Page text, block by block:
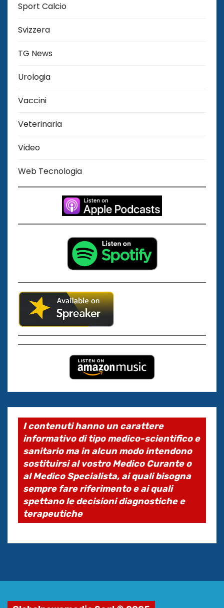
Sport Calcio
Svizzera
TG News
Urologia
Vaccini
Veterinaria
Video
Web Tecnologia
I contenuti hanno un carattere
informativo di tipo medico-scientifico e
sanitario ma in alcun modo intendono
sostituirsi al vostro Medico Curante o
al Medico Specialista, ai quali bisogna
sempre fare riferimento e ai quali
spettano le decisioni diagnostiche e
terapeutiche